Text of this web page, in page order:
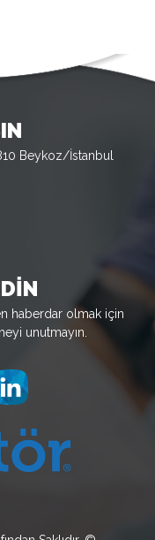
Beykoz/İstanbul
haberdar olmak için
unutmayın.